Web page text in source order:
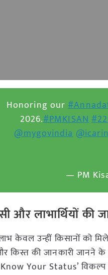
Honoring our
2026.#PMKISAN
@mygovindia
— PM
और लाभार्थियों की
केवल उन्हीं किसानों को
किस्त की जानकारी जानने
Your Status’